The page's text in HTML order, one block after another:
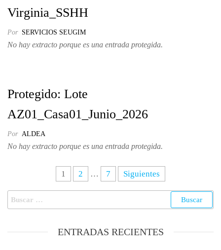
Virginia_SSHH
Por SERVICIOS SEUGIM
No hay extracto porque es una entrada protegida.
Protegido: Lote
AZ01_Casa01_Junio_2026
Por ALDEA
No hay extracto porque es una entrada protegida.
1 2 … 7 Siguientes
ENTRADAS RECIENTES